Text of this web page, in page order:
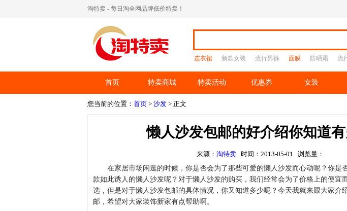
淘特卖 - 每日淘全网品牌低价特卖！
连衣裙 新款女装 流行男裤 面膜 防晒霜 流
首页 特卖商城 特卖活动 优惠券 女装
您当前的位置： 首页 > 沙发 > 正文
懒人沙发包邮的好介绍你知道
来源： 淘特卖时间：2013-05-01 浏览量：
在家居市场闲逛的时候，你是否会为了那些可爱的懒人沙发而心动呢？你是
款如此诱人的懒人沙发呢？对于懒人沙发的购买，我们经常会为了价格上的便宜
选，但是对于懒人沙发包邮的具体情况，你又知道多少呢？今天我就来跟大家介
邮，希望对大家装饰新家有点帮助啊。